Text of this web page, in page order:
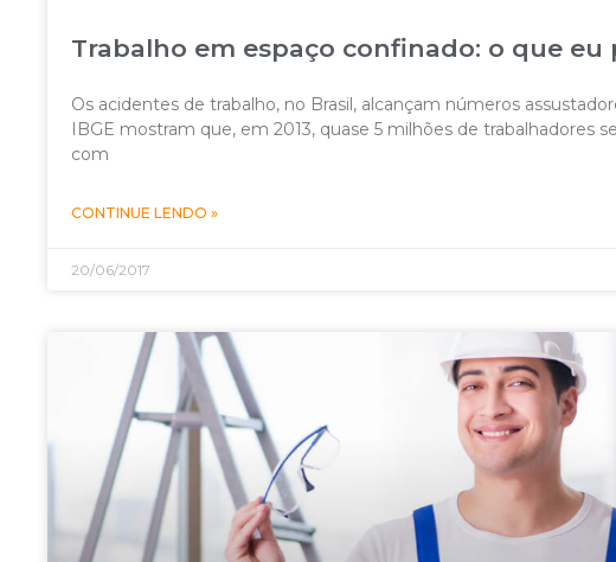
Trabalho em espaço confinado: o que eu
Os acidentes de trabalho, no Brasil, alcançam números
IBGE mostram que, em 2013, quase 5 milhões de trabalhadores
com
CONTINUE LENDO »
20/06/2017